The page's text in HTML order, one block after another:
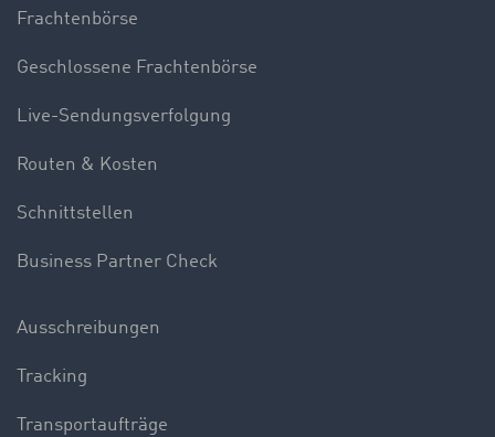
Frachtenbörse
Geschlossene Frachtenbörse
Live-Sendungsverfolgung
Routen & Kosten
Schnittstellen
Business Partner Check
Ausschreibungen
Tracking
Transportaufträge